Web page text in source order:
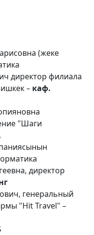
(жеке
директор филиала
– каф.
"Шаги
директор
генеральный
"Hit Travel" –